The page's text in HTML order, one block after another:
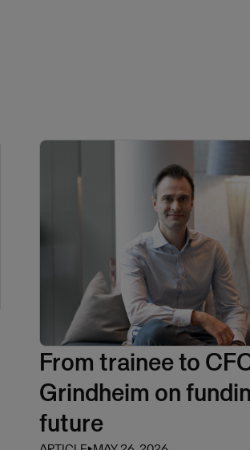
From trainee to
Grindheim on
future